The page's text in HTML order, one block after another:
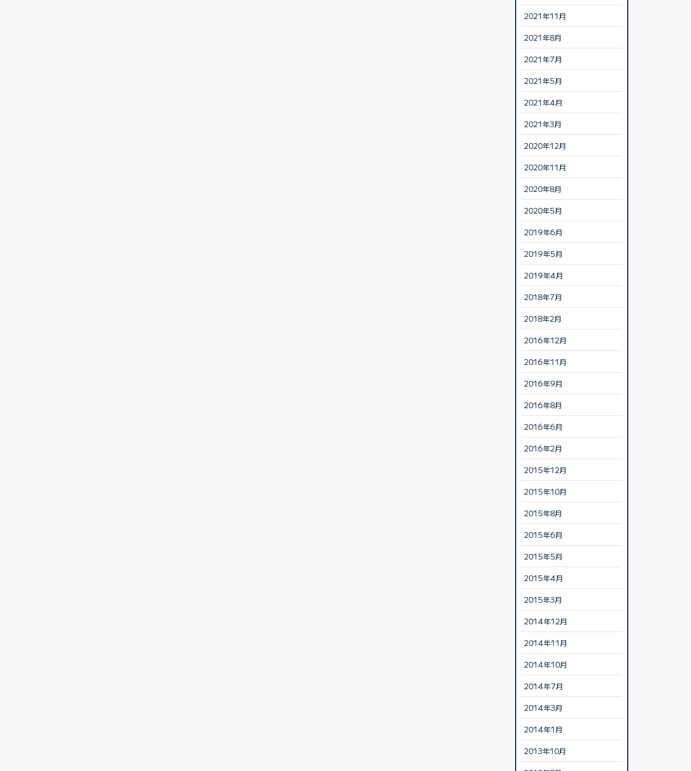
2021年11月
2021年8月
2021年7月
2021年5月
2021年4月
2021年3月
2020年12月
2020年11月
2020年8月
2020年5月
2019年6月
2019年5月
2019年4月
2018年7月
2018年2月
2016年12月
2016年11月
2016年9月
2016年8月
2016年6月
2016年2月
2015年12月
2015年10月
2015年8月
2015年6月
2015年5月
2015年4月
2015年3月
2014年12月
2014年11月
2014年10月
2014年7月
2014年3月
2014年1月
2013年10月